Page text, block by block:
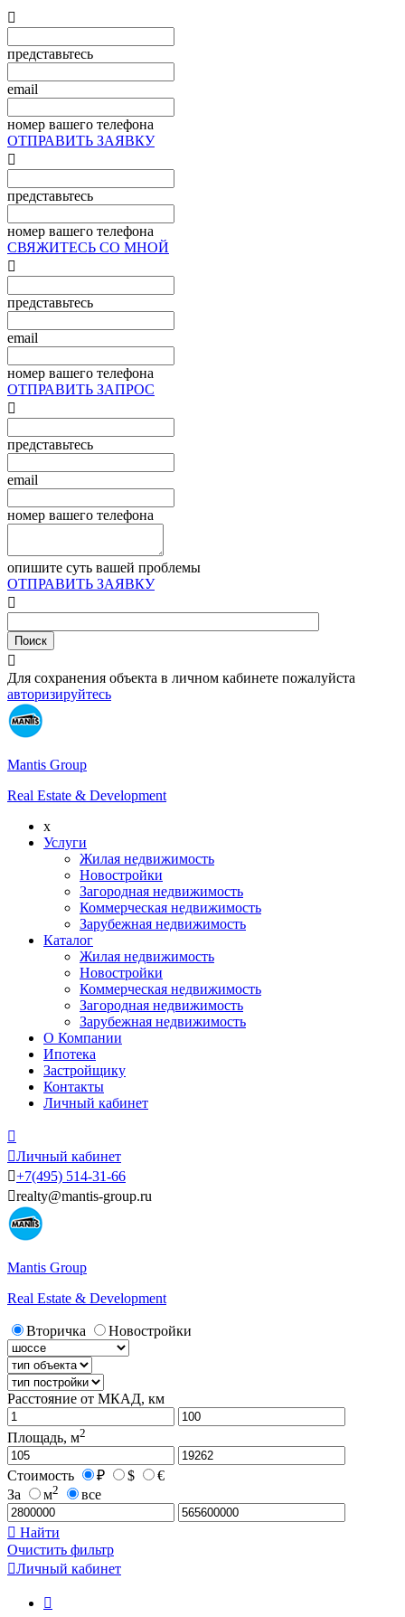

представьтесь
email
номер вашего телефона
ОТПРАВИТЬ ЗАЯВКУ

представьтесь
номер вашего телефона
СВЯЖИТЕСЬ СО МНОЙ

представьтесь
email
номер вашего телефона
ОТПРАВИТЬ ЗАПРОС

представьтесь
email
номер вашего телефона
опишите суть вашей проблемы
ОТПРАВИТЬ ЗАЯВКУ


Для сохранения объекта в личном кабинете пожалуйста
авторизируйтесь
Mantis Group
Real Estate & Development
x
Услуги
Жилая недвижимость
Новостройки
Загородная недвижимость
Коммерческая недвижимость
Зарубежная недвижимость
Каталог
Жилая недвижимость
Новостройки
Коммерческая недвижимость
Загородная недвижимость
Зарубежная недвижимость
О Компании
Ипотека
Застройщику
Контакты
Личный кабинет

Личный кабинет
+7(495) 514-31-66
realty@mantis-group.ru
Mantis Group
Real Estate & Development
Вторичка Новостройки
Расстояние от МКАД, км
Площадь, м2
Стоимость ₽ $
€
За
м2 все
 Найти
Очистить фильтр
Личный кабинет
